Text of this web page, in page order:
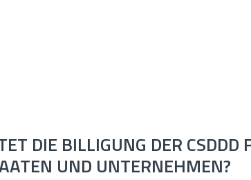
DIE BILLIGUNG DER CSDDD
UND UNTERNEHMEN?